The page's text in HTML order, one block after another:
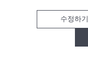
수정하기